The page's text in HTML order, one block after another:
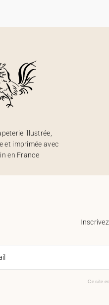
illustrée,
et imprimée avec
en France
Ce site